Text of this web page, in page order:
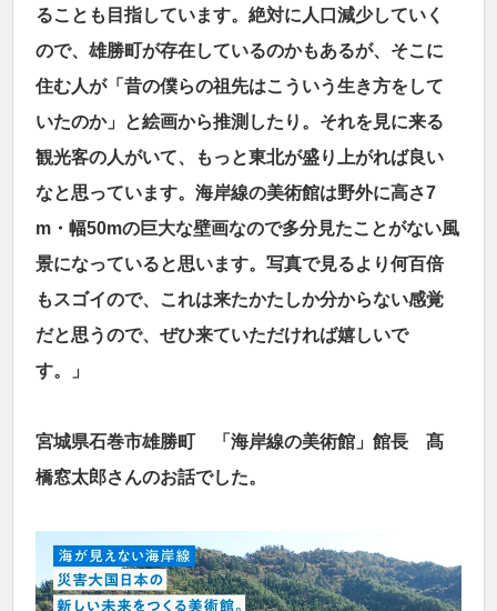
ることも目指しています。絶対に人口減少していく
ので、雄勝町が存在しているのかもあるが、そこに
住む人が「昔の僕らの祖先はこういう生き方をして
いたのか」と絵画から推測したり。それを見に来る
観光客の人がいて、もっと東北が盛り上がれば良い
なと思っています。海岸線の美術館は野外に高さ7
m・幅50mの巨大な壁画なので多分見たことがない風
景になっていると思います。写真で見るより何百倍
もスゴイので、これは来たかたしか分からない感覚
だと思うので、ぜひ来ていただければ嬉しいで
す。」
宮城県石巻市雄勝町 「海岸線の美術館」館長 髙
橋窓太郎さんのお話でした。